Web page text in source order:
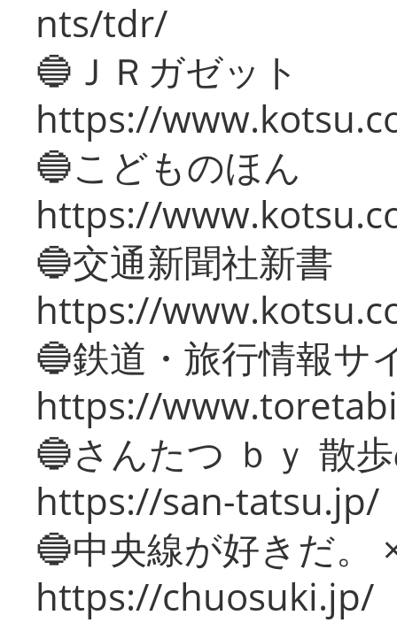
nts/tdr/
🔵ＪＲガゼット
https://
🔵こどものほん
https://
🔵交通新聞社新書
https://
🔵鉄道・旅行情報サ
https://
🔵さんたつ ｂｙ 散
https://san-tatsu.jp/
🔵中央線が好きだ。
https://chuosuki.jp/